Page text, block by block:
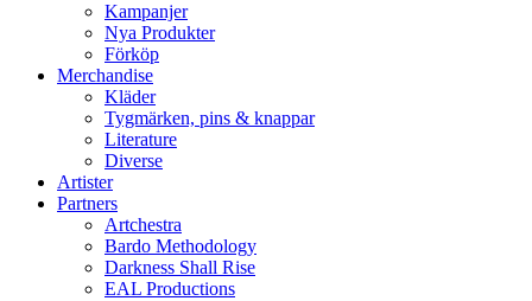
Kampanjer
Nya Produkter
Förköp
Merchandise
Kläder
Tygmärken, pins & knappar
Literature
Diverse
Artister
Partners
Artchestra
Bardo Methodology
Darkness Shall Rise
EAL Productions